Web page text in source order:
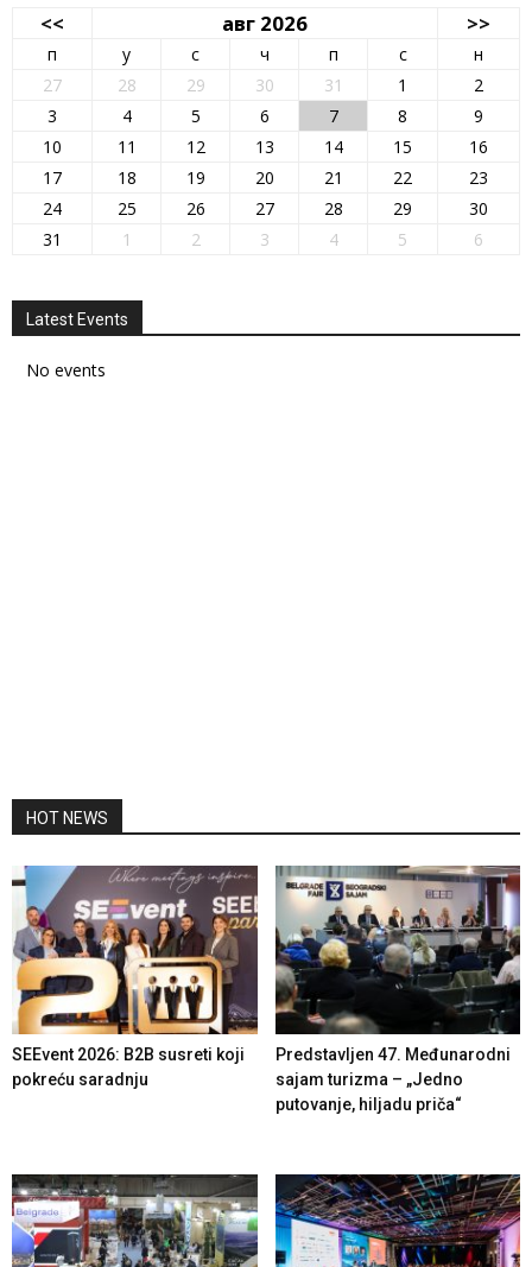
<< авг 2026 >>
п у с ч п с
н
27
28 29 30 31 1
2
3
4 5 6 7 8
9
10
11 12 13 14 15
16
17
18 19 20 21 22
23
24
25 26 27 28 29
30
31
1 2 3 4 5 6
Latest Events
No events
HOT NEWS
SEEvent 2026: B2B susreti koji
pokreću saradnju
Predstavljen 47. Međunarodni
sajam turizma – „Jedno
putovanje, hiljadu priča“